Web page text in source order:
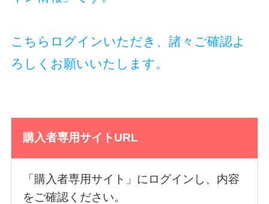
こちらログインいただき、諸々ご確認よ
ろしくお願いいたします。
購入者専用サイトURL
「購入者専用サイト」にログインし、内容
をご確認ください。